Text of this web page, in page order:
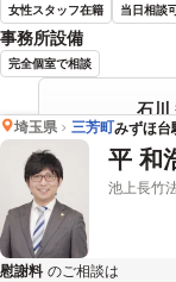
女性スタッフ在籍 当日相談
事務所設備
完全個室で相談
石川
埼玉県 三芳町みずほ台
平 和
池上長竹
慰謝料 のご相談は